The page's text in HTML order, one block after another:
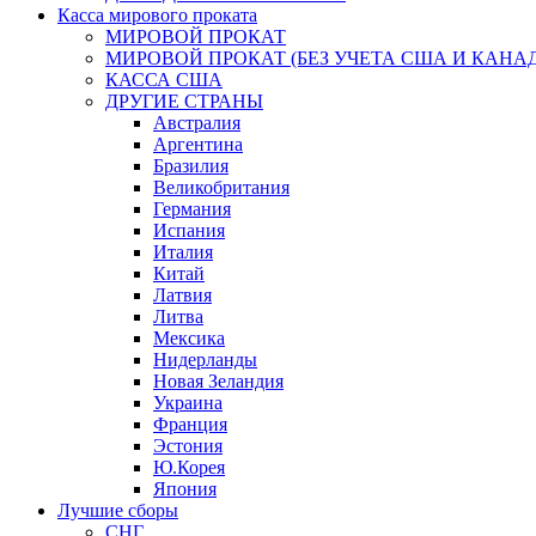
Касса мирового проката
МИРОВОЙ ПРОКАТ
МИРОВОЙ ПРОКАТ (БЕЗ УЧЕТА США И
КАССА США
ДРУГИЕ СТРАНЫ
Австралия
Аргентина
Бразилия
Великобритания
Германия
Испания
Италия
Китай
Латвия
Литва
Мексика
Нидерланды
Новая Зеландия
Украина
Франция
Эстония
Ю.Корея
Япония
Лучшие сборы
СНГ